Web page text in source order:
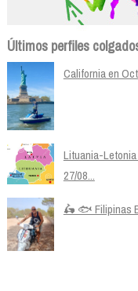
Últimos perfiles
California en
Lituania-
27/08...
🛵 🐟 Filipinas